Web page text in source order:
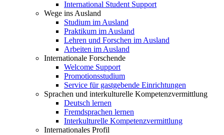
International Student Support
Wege ins Ausland
Studium im Ausland
Praktikum im Ausland
Lehren und Forschen im Ausland
Arbeiten im Ausland
Internationale Forschende
Welcome Support
Promotionsstudium
Service für gastgebende Einrichtungen
Sprachen und interkulturelle Kompetenzvermittlung
Deutsch lernen
Fremdsprachen lernen
Interkulturelle Kompetenzvermittlung
Internationales Profil